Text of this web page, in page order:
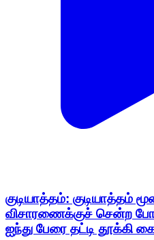
குடியாத்தம்: குடியாத்தம்
விசாரணைக்குச் சென்ற
ஐந்து பேரை தட்டி தூக்கி